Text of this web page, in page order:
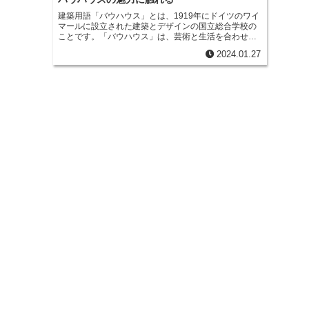
建築用語「バウハウス」
とは、1919年にドイツのワイ
マールに設立された建築とデザインの国立総合学校の
ことです。「バウハウス」は、芸術と生活を合わせた
技術などすべての造形活動を統合することを目的とし
ていました。初代校長は建築家のヴェルター・グロピ
2024.01.27